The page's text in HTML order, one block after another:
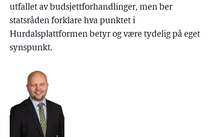
utfallet av budsjettforhandlinger, men ber
statsråden forklare hva punktet i
Hurdalsplattformen betyr og være tydelig på eget
synspunkt.